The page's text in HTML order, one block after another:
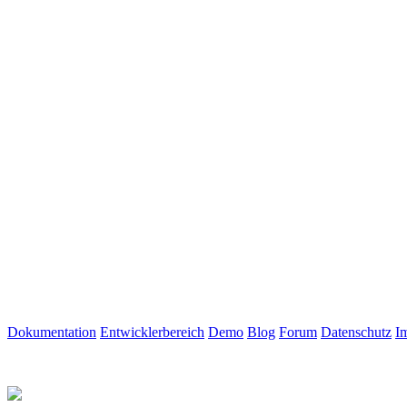
Dokumentation Entwicklerbereich Demo Blog Forum Datenschutz